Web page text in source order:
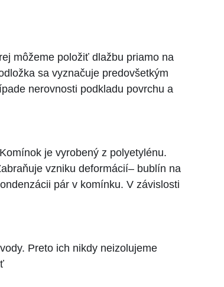
môžeme položiť dlažbu priamo na
sa vyznačuje predovšetkým
nerovnosti podkladu povrchu a
je vyrobený z polyetylénu.
vzniku deformácií– bublín na
pár v komínku. V závislosti
Preto ich nikdy neizolujeme